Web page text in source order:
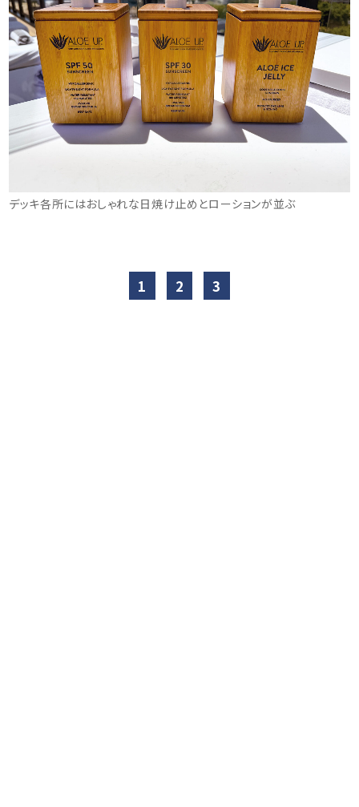
デッキ各所にはおしゃれな日焼け止めとローションが並ぶ
1 2 3